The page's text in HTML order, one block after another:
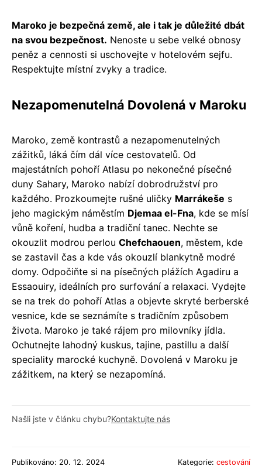
Maroko je bezpečná země, ale i tak je důležité dbát
na svou bezpečnost. Nenoste u sebe velké obnosy
peněz a cennosti si uschovejte v hotelovém sejfu.
Respektujte místní zvyky a tradice.
Nezapomenutelná Dovolená v Maroku
Maroko, země kontrastů a nezapomenutelných
zážitků, láká čím dál více cestovatelů. Od
majestátních pohoří Atlasu po nekonečné písečné
duny Sahary, Maroko nabízí dobrodružství pro
každého. Prozkoumejte rušné uličky Marrákeše s
jeho magickým náměstím Djemaa el-Fna, kde se mísí
vůně koření, hudba a tradiční tanec. Nechte se
okouzlit modrou perlou Chefchaouen, městem, kde
se zastavil čas a kde vás okouzlí blankytně modré
domy. Odpočiňte si na písečných plážích Agadiru a
Essaouiry, ideálních pro surfování a relaxaci. Vydejte
se na trek do pohoří Atlas a objevte skryté berberské
vesnice, kde se seznámíte s tradičním způsobem
života. Maroko je také rájem pro milovníky jídla.
Ochutnejte lahodný kuskus, tajine, pastillu a další
speciality marocké kuchyně. Dovolená v Maroku je
zážitkem, na který se nezapomíná.
Našli jste v článku chybu?Kontaktujte nás
Publikováno: 20. 12. 2024 Kategorie: cestování